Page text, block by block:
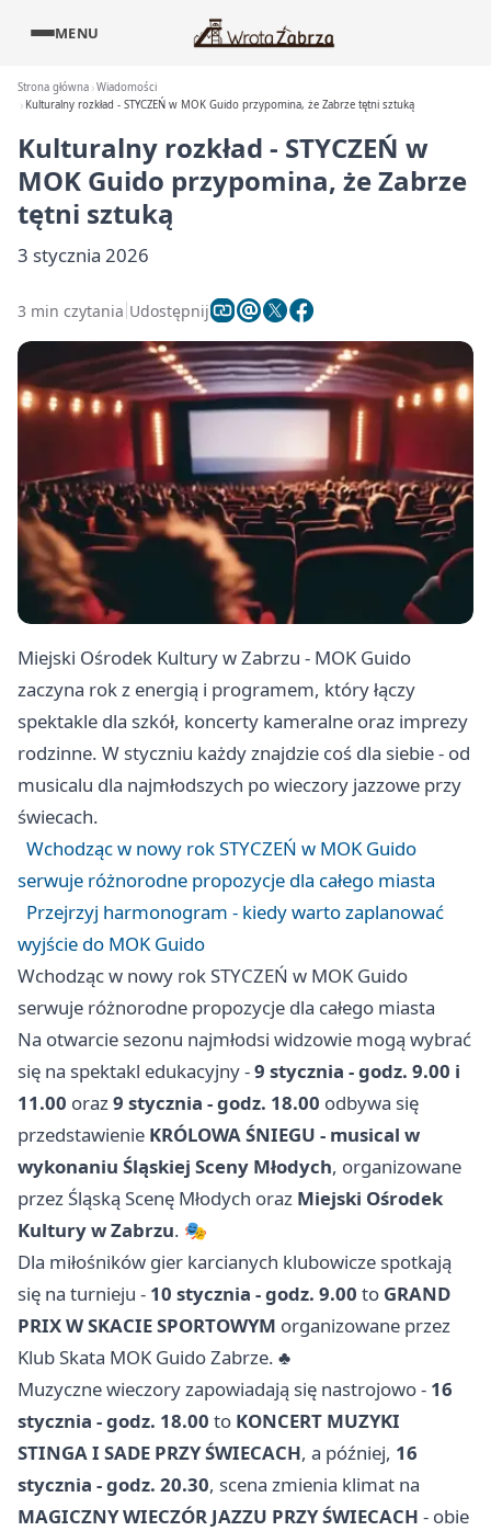
MENU
Strona główna Wiadomości
Kulturalny rozkład - STYCZEŃ w MOK Guido przypomina, że Zabrze tętni sztuką
Kulturalny rozkład - STYCZEŃ w
MOK Guido przypomina, że Zabrze
tętni sztuką
3 stycznia 2026
3 min czytania Udostępnij
Miejski Ośrodek Kultury w Zabrzu - MOK Guido
zaczyna rok z energią i programem, który łączy
spektakle dla szkół, koncerty kameralne oraz imprezy
rodzinne. W styczniu każdy znajdzie coś dla siebie - od
musicalu dla najmłodszych po wieczory jazzowe przy
świecach.
Wchodząc w nowy rok STYCZEŃ w MOK Guido
serwuje różnorodne propozycje dla całego miasta
Przejrzyj harmonogram - kiedy warto zaplanować
wyjście do MOK Guido
Wchodząc w nowy rok STYCZEŃ w MOK Guido
serwuje różnorodne propozycje dla całego miasta
Na otwarcie sezonu najmłodsi widzowie mogą wybrać
się na spektakl edukacyjny -9 stycznia - godz. 9.00 i
11.00 oraz9 stycznia - godz. 18.00 odbywa się
przedstawienie KRÓLOWA ŚNIEGU - musical w
wykonaniu Śląskiej Sceny Młodych, organizowane
przez Śląską Scenę Młodych oraz Miejski Ośrodek
Kultury w Zabrzu. 🎭
Dla miłośników gier karcianych klubowicze spotkają
się na turnieju - 10 stycznia - godz. 9.00 to GRAND
PRIX W SKACIE SPORTOWYM organizowane przez
Klub Skata MOK Guido Zabrze. ♣️
Muzyczne wieczory zapowiadają się nastrojowo - 16
stycznia - godz. 18.00 to KONCERT MUZYKI
STINGA I SADE PRZY ŚWIECACH, a później, 16
stycznia - godz. 20.30, scena zmienia klimat na
MAGICZNY WIECZÓR JAZZU PRZY ŚWIECACH - obie